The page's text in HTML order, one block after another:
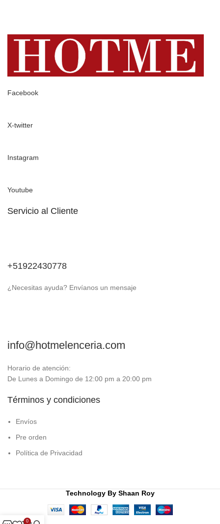
Facebook
X-twitter
Instagram
Youtube
Servicio al Cliente
+51922430778
¿Necesitas ayuda? Envíanos un mensaje
info@hotmelenceria.com
Horario de atención:
De Lunes a Domingo de 12:00 pm a 20:00 pm
Términos y condiciones
Envíos
Pre orden
Política de Privacidad
Technology By Shaan Roy
0